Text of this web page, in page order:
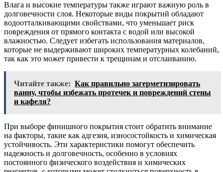
Влага и высокие температуры также играют важную роль в
долговечности слоя. Некоторые виды покрытий обладают
водоотталкивающими свойствами, что уменьшает риск
повреждения от прямого контакта с водой или высокой
влажностью. Следует избегать использования материалов,
которые не выдерживают широких температурных колебаний,
так как это может привести к трещинам и отслаиванию.
Читайте также: Как правильно загерметизировать
ванну, чтобы избежать протечек и повреждений стены
и кафеля?
При выборе финишного покрытия стоит обратить внимание
на факторы, такие как адгезия, износостойкость и химическая
устойчивость. Эти характеристики помогут обеспечить
надежность и долговечность, особенно в условиях
постоянного физического воздействия и химических